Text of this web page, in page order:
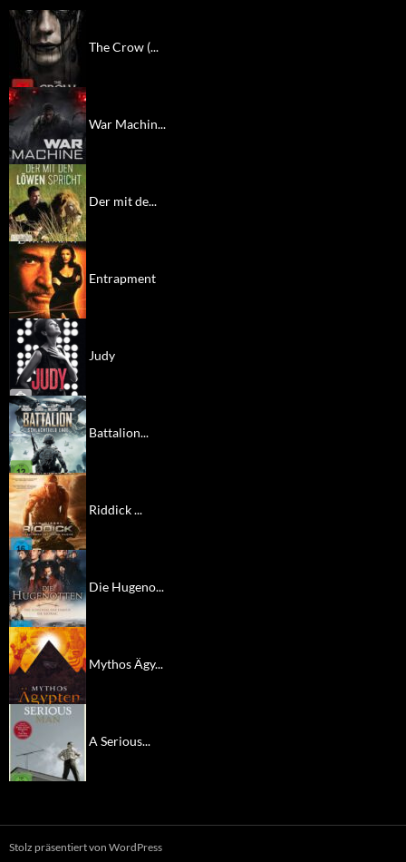
The Crow (...
War Machin...
Der mit de...
Entrapment
Judy
Battalion...
Riddick ...
Die Hugeno...
Mythos Ägy...
A Serious...
Stolz präsentiert von WordPress